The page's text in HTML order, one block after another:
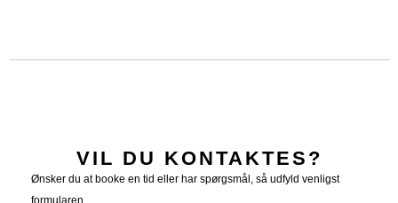
VIL DU KONTAKTES?
Ønsker du at booke en tid eller har spørgsmål, så udfyld venligst
formularen